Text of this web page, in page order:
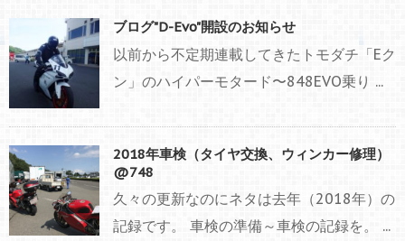
ブログ"D-Evo"開設のお知らせ
以前から不定期連載してきたトモダチ「Eク
ン」のハイパーモタード〜848EVO乗り ...
2018年車検（タイヤ交換、ウィンカー修理）
@748
久々の更新なのにネタは去年（2018年）の
記録です。 車検の準備～車検の記録を。 ...